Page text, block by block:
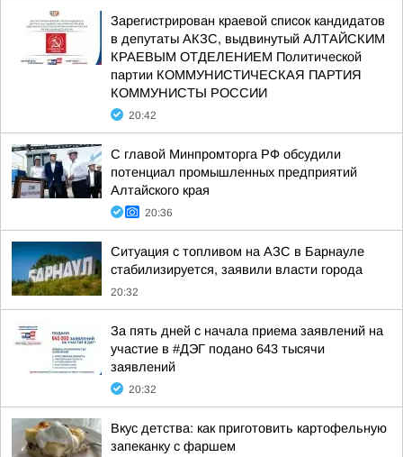
Зарегистрирован краевой список кандидатов
в депутаты АКЗС, выдвинутый АЛТАЙСКИМ
КРАЕВЫМ ОТДЕЛЕНИЕМ Политической
партии КОММУНИСТИЧЕСКАЯ ПАРТИЯ
КОММУНИСТЫ РОССИИ
20:42
С главой Минпромторга РФ обсудили
потенциал промышленных предприятий
Алтайского края
20:36
Ситуация с топливом на АЗС в Барнауле
стабилизируется, заявили власти города
20:32
За пять дней с начала приема заявлений на
участие в #ДЭГ подано 643 тысячи
заявлений
20:32
Вкус детства: как приготовить картофельную
запеканку с фаршем